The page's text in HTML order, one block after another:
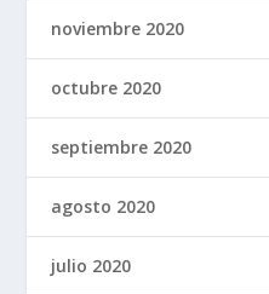
noviembre 2020
octubre 2020
septiembre 2020
agosto 2020
julio 2020